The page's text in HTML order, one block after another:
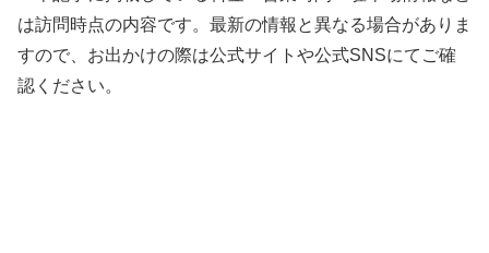
は訪問時点の内容です。最新の情報と異なる場合がありま
すので、お出かけの際は公式サイトや公式SNSにてご確
認ください。